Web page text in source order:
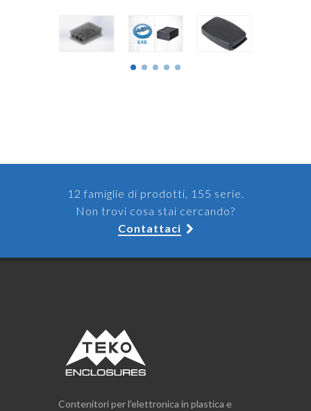
12 famiglie di prodotti, 155 serie.
Non trovi cosa stai cercando?
Contattaci
Contenitori per l'elettronica in plastica e